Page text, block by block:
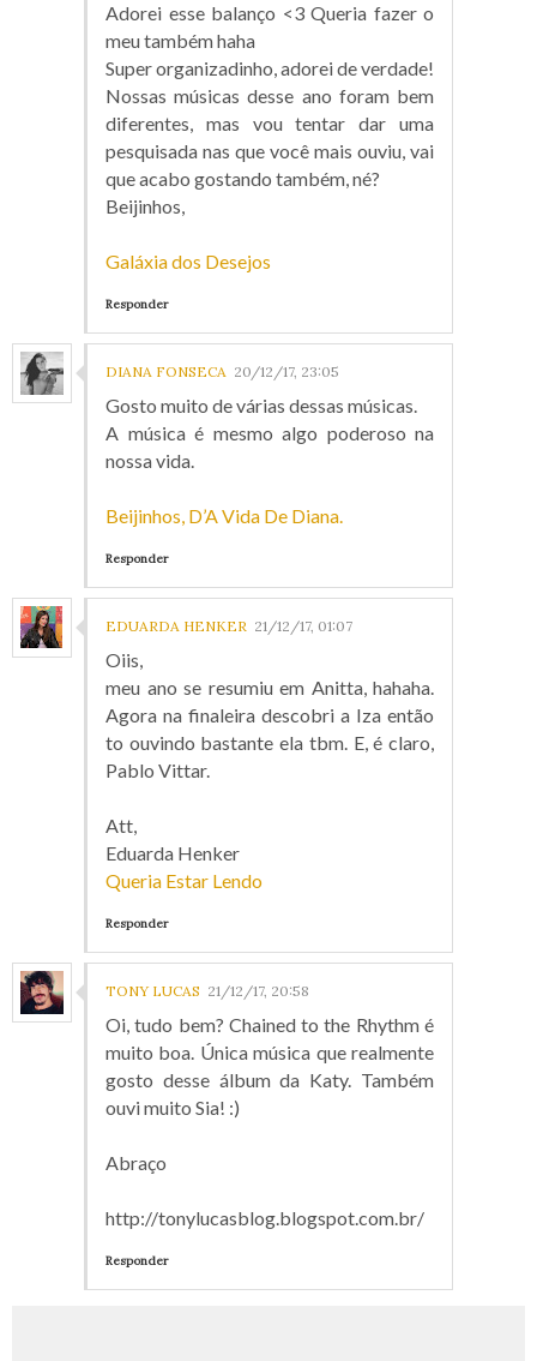
Adorei esse balanço <3 Queria fazer o
meu também haha
Super organizadinho, adorei de verdade!
Nossas músicas desse ano foram bem
diferentes, mas vou tentar dar uma
pesquisada nas que você mais ouviu, vai
que acabo gostando também, né?
Beijinhos,
Galáxia dos Desejos
Responder
DIANA FONSECA 20/12/17, 23:05
Gosto muito de várias dessas músicas.
A música é mesmo algo poderoso na
nossa vida.
Beijinhos, D’A Vida De Diana.
Responder
EDUARDA HENKER 21/12/17, 01:07
Oiis,
meu ano se resumiu em Anitta, hahaha.
Agora na finaleira descobri a Iza então
to ouvindo bastante ela tbm. E, é claro,
Pablo Vittar.
Att,
Eduarda Henker
Queria Estar Lendo
Responder
TONY LUCAS 21/12/17, 20:58
Oi, tudo bem? Chained to the Rhythm é
muito boa. Única música que realmente
gosto desse álbum da Katy. Também
ouvi muito Sia! :)
Abraço
http://tonylucasblog.blogspot.com.br/
Responder